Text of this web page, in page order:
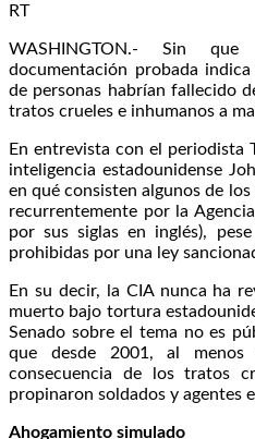
RT
WASHINGTON.- Sin
documentación probada
de personas habrían fallecido
tratos crueles e inhumanos a
En entrevista con el periodista
inteligencia estadounidense
en qué consisten algunos de
recurrentemente por la
por sus siglas en inglés),
prohibidas por una ley
En su decir, la CIA nunca ha
muerto bajo tortura
Senado sobre el tema no es
que desde 2001, al menos
consecuencia de los tratos
propinaron soldados y agentes
Ahogamiento simulado